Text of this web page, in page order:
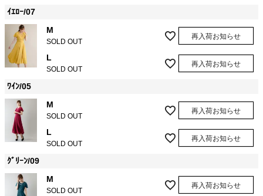
ｲｴﾛｰ/07
M
SOLD OUT
再入荷お知らせ
L
SOLD OUT
再入荷お知らせ
ﾜｲﾝ/05
M
SOLD OUT
再入荷お知らせ
L
SOLD OUT
再入荷お知らせ
ｸﾞﾘｰﾝ/09
M
SOLD OUT
再入荷お知らせ